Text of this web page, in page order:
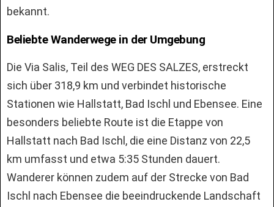
bekannt.
Beliebte Wanderwege in der Umgebung
Die Via Salis, Teil des WEG DES SALZES, erstreckt
sich über 318,9 km und verbindet historische
Stationen wie Hallstatt, Bad Ischl und Ebensee. Eine
besonders beliebte Route ist die Etappe von
Hallstatt nach Bad Ischl, die eine Distanz von 22,5
km umfasst und etwa 5:35 Stunden dauert.
Wanderer können zudem auf der Strecke von Bad
Ischl nach Ebensee die beeindruckende Landschaft